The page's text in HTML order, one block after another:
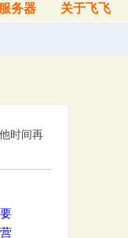
务器 关于飞飞
时间再